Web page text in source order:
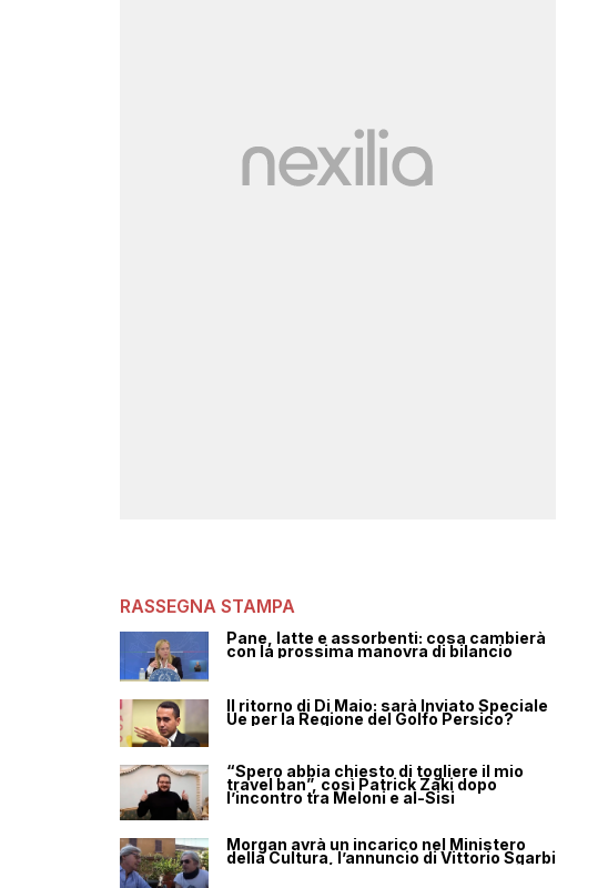
RASSEGNA STAMPA
Pane, latte e assorbenti: cosa cambierà
con la prossima manovra di bilancio
Il ritorno di Di Maio: sarà Inviato Speciale
Ue per la Regione del Golfo Persico?
“Spero abbia chiesto di togliere il mio
travel ban”, così Patrick Zaki dopo
l’incontro tra Meloni e al-Sisi
Morgan avrà un incarico nel Ministero
della Cultura, l’annuncio di Vittorio Sgarbi